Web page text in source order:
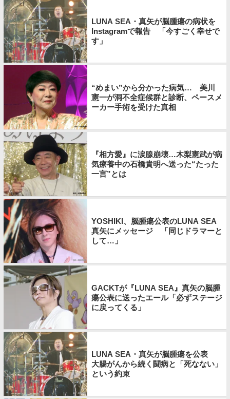
LUNA SEA・真矢が脳腫瘍の病状を
Instagramで報告 「今すごく幸せで
す」
“めまい”から分かった病気… 美川
憲一が洞不全症候群と診断、ペースメ
ーカー手術を受けた真相
『相方愛』に涙腺崩壊…木梨憲武が病
気療養中の石橋貴明へ送った“たった
一言”とは
YOSHIKI、脳腫瘍公表のLUNA SEA
真矢にメッセージ 「同じドラマーと
して…」
GACKTが『LUNA SEA』真矢の脳腫
瘍公表に送ったエール「必ずステージ
に戻ってくる」
LUNA SEA・真矢が脳腫瘍を公表
大腸がんから続く闘病と「死なない」
という約束